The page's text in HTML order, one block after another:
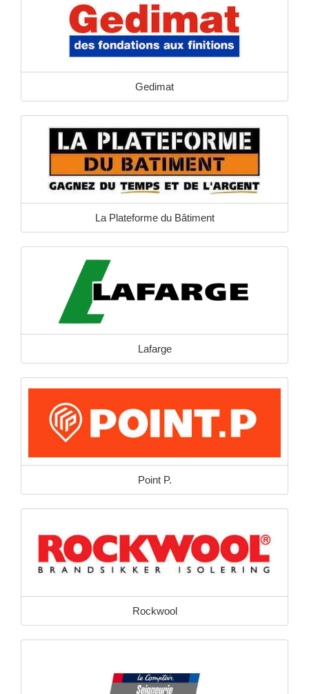
Gedimat
La Plateforme du Bâtiment
Lafarge
Point P.
Rockwool